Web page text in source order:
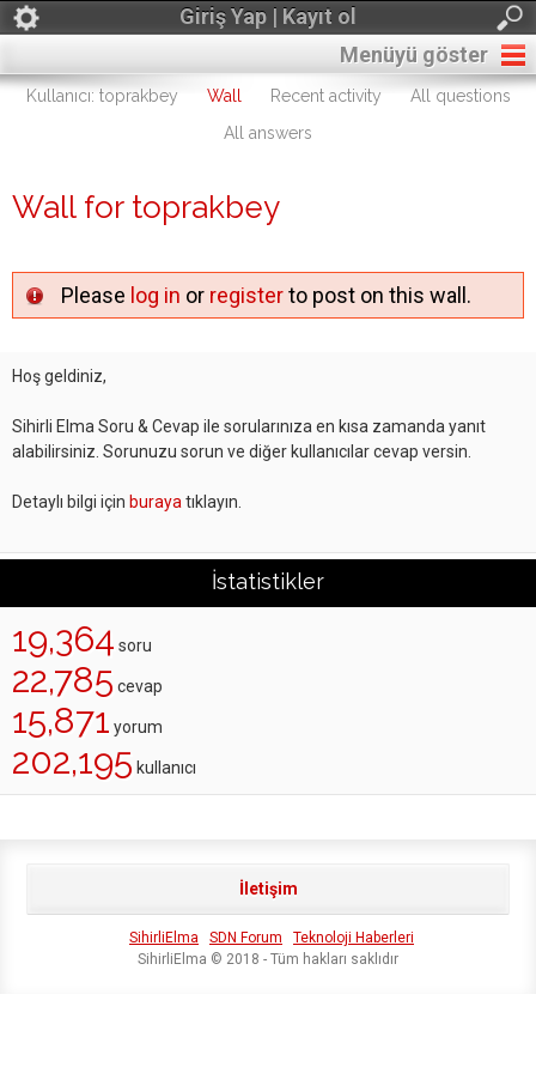
Giriş Yap | Kayıt ol
Menüyü göster
Kullanıcı: toprakbey Wall Recent activity
All questions
All answers
Wall for toprakbey
Please log in or registerto post on this wall.
Hoş geldiniz,
Sihirli Elma Soru & Cevap ile sorularınıza en kısa zamanda yanıt
alabilirsiniz. Sorunuzu sorun ve diğer kullanıcılar cevap versin.
Detaylı bilgi için buraya tıklayın.
İstatistikler
19,364 soru
22,785 cevap
15,871 yorum
202,195 kullanıcı
İletişim
SihirliElma SDN Forum
Teknoloji Haberleri
SihirliElma © 2018 - Tüm hakları saklıdır